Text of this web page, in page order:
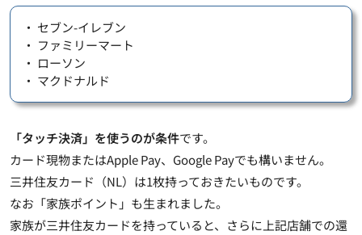
・ セブン-イレブン
・ ファミリーマート
・ ローソン
・ マクドナルド
「タッチ決済」を使うのが条件です。
カード現物またはApple Pay、Google Payでも構いません。
三井住友カード（NL）は1枚持っておきたいものです。
なお「家族ポイント」も生まれました。
家族が三井住友カードを持っていると、さらに上記店舗での還